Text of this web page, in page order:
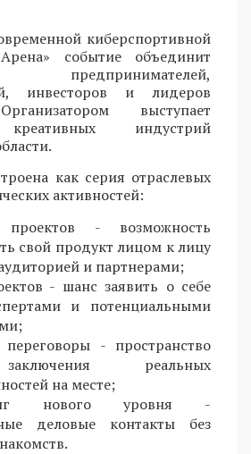
киберспортивной
событие объединит
предпринимателей,
инвесторов и лидеров
выступает
индустрий
как серия отраслевых
активностей:
проектов - возможность
свой продукт лицом к лицу
и партнерами;
- шанс заявить о себе
и потенциальными
- пространство
реальных
на месте;
нового уровня -
деловые контакты без